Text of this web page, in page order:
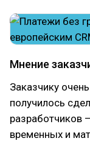
Мнение
Заказчику
получилось
разработчиков
временных и